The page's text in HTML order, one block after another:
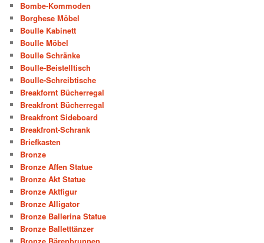
Bombe-Kommoden
Borghese Möbel
Boulle Kabinett
Boulle Möbel
Boulle Schränke
Boulle-Beistelltisch
Boulle-Schreibtische
Breakfornt Bücherregal
Breakfront Bücherregal
Breakfront Sideboard
Breakfront-Schrank
Briefkasten
Bronze
Bronze Affen Statue
Bronze Akt Statue
Bronze Aktfigur
Bronze Alligator
Bronze Ballerina Statue
Bronze Balletttänzer